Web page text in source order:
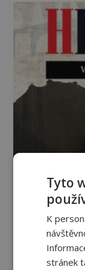
Tyto
K
stránek